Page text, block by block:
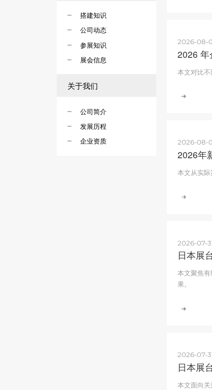
搭建知识
公司动态
参展知识
展会信息
关于我们
公司简介
发展历程
企业资质
2026-08-
2026
本文对比
2026-08-
2026年
本文从实
2026-07-
日本展
本文聚焦
果。
2026-07-
日本展
本文面向